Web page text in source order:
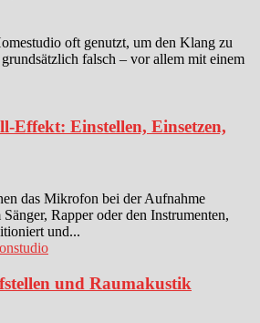
oft genutzt, um den Klang zu
falsch – vor allem mit einem
Effekt: Einstellen, Einsetzen,
das Mikrofon bei der Aufnahme
Rapper oder den Instrumenten,
und...
und Raumakustik